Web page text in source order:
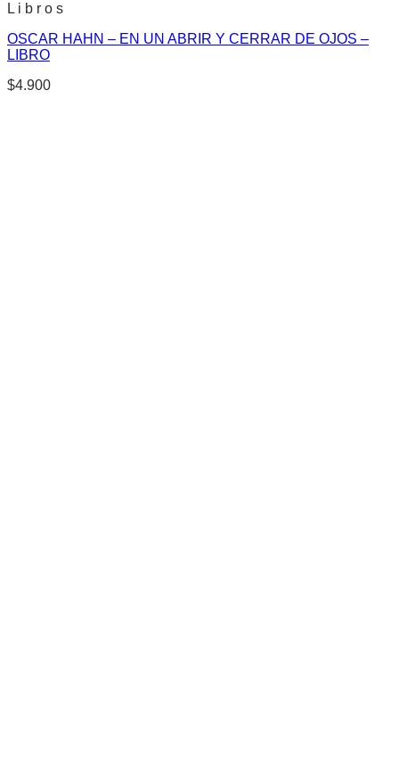
L i b r o s
OSCAR HAHN – EN UN ABRIR Y CERRAR DE OJOS –
LIBRO
$4.900